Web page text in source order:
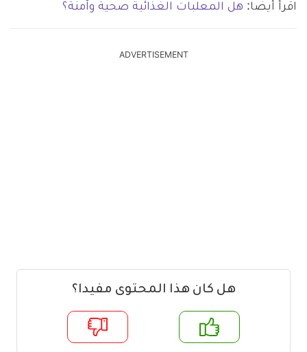
اقرأ أيضا: هل المعلبات الغذائية صحية وآمنة؟
ADVERTISEMENT
هل كان هذا المحتوى مفيدا؟
لا